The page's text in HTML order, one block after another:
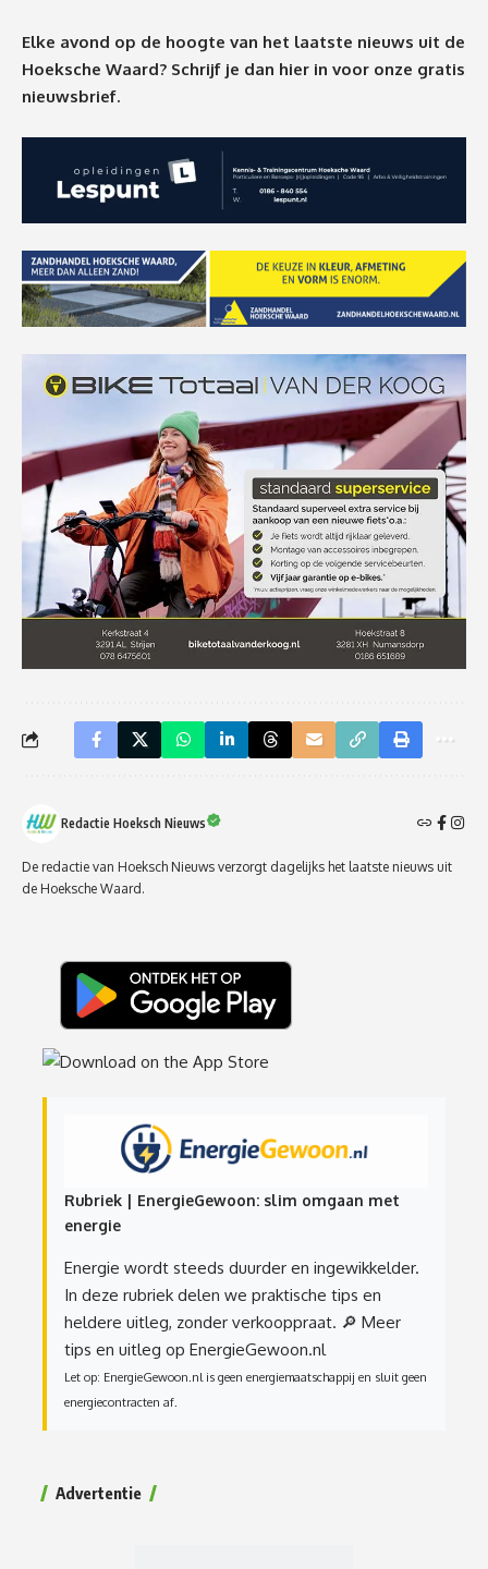
Elke avond op de hoogte van het laatste nieuws uit de
Hoeksche Waard? Schrijf je dan hier in voor onze gratis
nieuwsbrief.
Redactie Hoeksch Nieuws
De redactie van Hoeksch Nieuws verzorgt dagelijks het laatste nieuws uit
de Hoeksche Waard.
Rubriek | EnergieGewoon: slim omgaan met
energie
Energie wordt steeds duurder en ingewikkelder.
In deze rubriek delen we praktische tips en
heldere uitleg, zonder verkooppraat. 🔎 Meer
tips en uitleg op EnergieGewoon.nl
Let op: EnergieGewoon.nl is geen energiemaatschappij en sluit geen
energiecontracten af.
Advertentie